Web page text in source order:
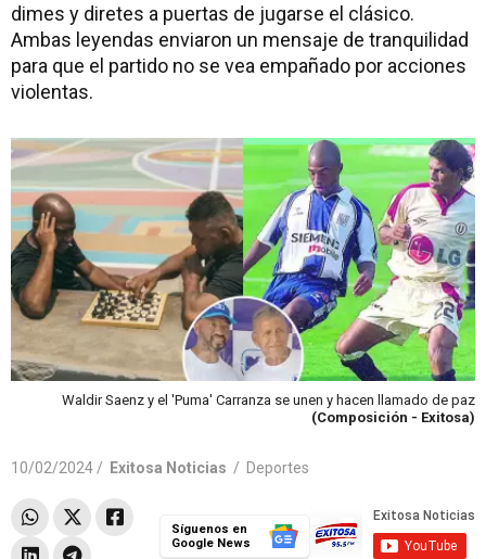
dimes y diretes a puertas de jugarse el clásico.
Ambas leyendas enviaron un mensaje de tranquilidad
para que el partido no se vea empañado por acciones
violentas.
Waldir Saenz y el 'Puma' Carranza se unen y hacen llamado de paz
(Composición - Exitosa)
10/02/2024 / Exitosa Noticias / Deportes
Síguenos en
Google News